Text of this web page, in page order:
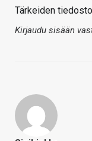
Tärkeiden
Kirjaudu sisään